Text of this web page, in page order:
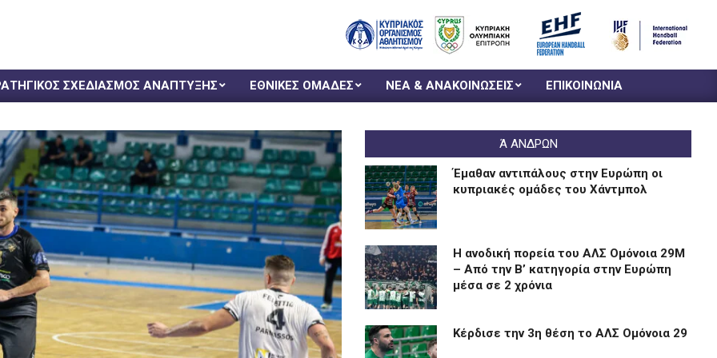
ΣΧΕΔΙΑΣΜΟΣ ΑΝΑΠΤΥΞΗΣ ΕΘΝΙΚΕΣ ΟΜΑΔΕΣ ΝΕΑ & ΑΝΑΚΟΙΝΩΣΕΙΣ ΕΠΙΚΟΙΝΩΝΙΑ
Ά ΑΝΔΡΩΝ
Έμαθαν αντιπάλους στην Ευρώπη οι
κυπριακές ομάδες του Χάντμπολ
Η ανοδική πορεία του ΑΛΣ Ομόνοια 29Μ
– Από την Β’ κατηγορία στην Ευρώπη
μέσα σε 2 χρόνια
Kέρδισε την 3η θέση το ΑΛΣ Ομόνοια 29